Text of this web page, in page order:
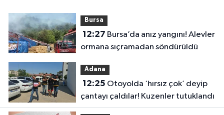
Bursa
12:27
ormana sıçramadan söndürüldü
Adana
12:25
çantayı çaldılar! Kuzenler tutuklandı